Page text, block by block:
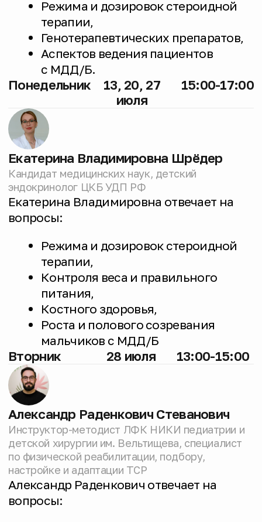
Инструктор-методист ЛФК НИКИ педиатрии и
детской хирургии им. Вельтищева, специалист
по физической реабилитации, подбору,
настройке и адаптации ТСР
Александр Раденкович отвечает на
вопросы:
Общего двигательного развития
ребёнка,
⁠Двигательной реабилитации —
методикам, упражнениям,
нагрузке,
ТСР (-трости, коляски,
вертикализаторы) - как подобрать,
настроить, получить,
использовать,
Также можно обсудить документы,
связанные с ТСР — ИПРА,
электронные сертификаты,
прохождение врачебной комиссии
и пр.
Ольга Сергеевна Грознова
Доктор медицинских наук, профессор, детский
кардиолог НИКИ педиатрии и детской хирургии
им. Вельтищева
К Ольге Сергеевне можно обратиться
по любым вопросам, связанным
с поражением сердца
при дистрофинопатиях.
Среда 15 июля 14:00-16:00
Елена Гамина
Старший координатор фонда «Гордей» по ЦФО,
эксперт по темам: ТСР, паллиатив, 18+
К Елене можно обратиться по вопросам:
Оформления инвалидности:
впервые и после 18 лет,
Включения ТСР в ИПРА с учётом
возраста и потребностей,
Порядка присвоения
паллиативного статуса,